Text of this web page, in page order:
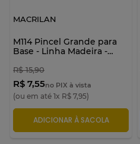
MACRILAN
M114 Pincel Grande para
Base - Linha Madeira -
R$ 15,90
R$ 7,55no PIX à vista
(ou em até 1x R$ 7,95)
ADICIONAR À SACOLA